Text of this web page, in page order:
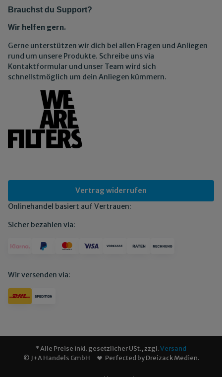
Brauchst du Support?
Wir helfen gern.
Gerne unterstützen wir dich bei allen Fragen und Anliegen
rund um unsere Produkte. Schreibe uns via
Kontaktformular und unser Team wird sich
schnellstmöglich um dein Anliegen kümmern.
Vertrag widerrufen
Onlinehandel basiert auf Vertrauen:
Sicher bezahlen via:
Wir versenden via:
* Alle Preise inkl. gesetzlicher USt., zzgl.Versand
© J+A Handels GmbH
Perfected byDreizack Medien.